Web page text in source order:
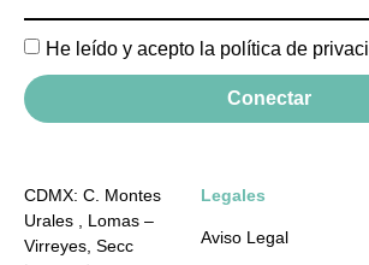
He leído y acepto la política de
Conectar
CDMX: C. Montes
Urales , Lomas –
Virreyes, Secc
Legales
Aviso Legal